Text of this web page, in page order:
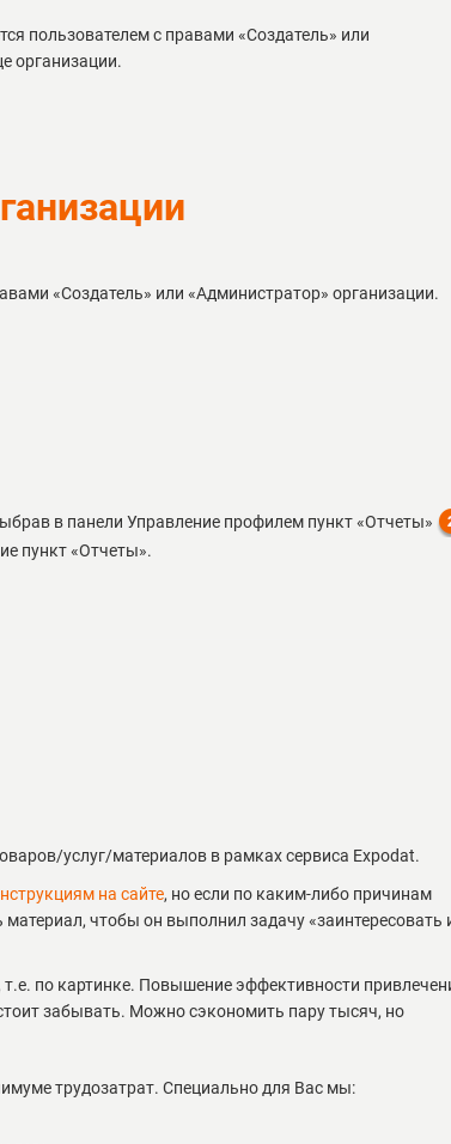
пользователем с правами «Создатель» или
организации.
«Создатель» или «Администратор» организации.
в панели Управление профилем пункт «Отчеты»
пункт «Отчеты».
услуг/материалов в рамках сервиса Expodat.
на сайте, но если по каким-либо причинам
чтобы он выполнил задачу «заинтересовать
т.е. по картинке. Повышение эффективности
забывать. Можно сэкономить пару тысяч, но
трудозатрат. Специально для Вас мы: